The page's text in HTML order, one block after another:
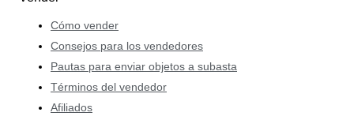
Cómo vender
Consejos para los vendedores
Pautas para enviar objetos a subasta
Términos del vendedor
Afiliados